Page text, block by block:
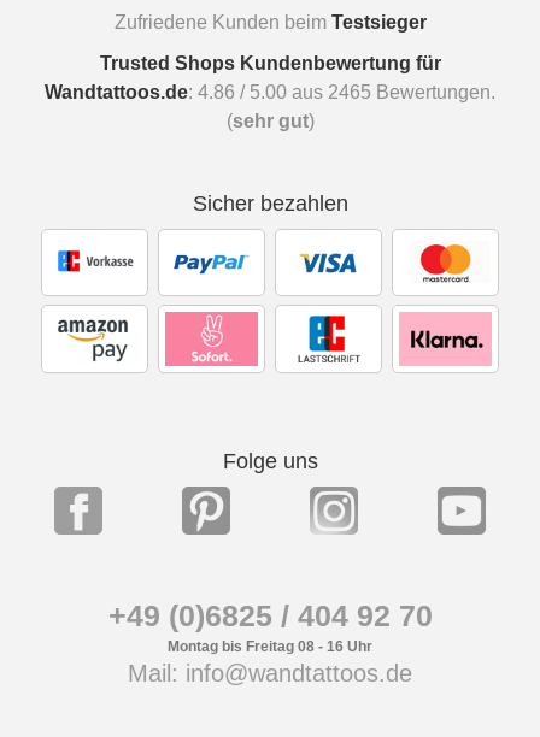
Zufriedene Kunden beim Testsieger
Trusted Shops Kundenbewertung für
Wandtattoos.de: 4.86 / 5.00 aus 2465 Bewertungen.
(sehr gut)
Sicher bezahlen
Folge uns
+49 (0)6825 / 404 92 70
Montag bis Freitag 08 - 16 Uhr
Mail: info@wandtattoos.de